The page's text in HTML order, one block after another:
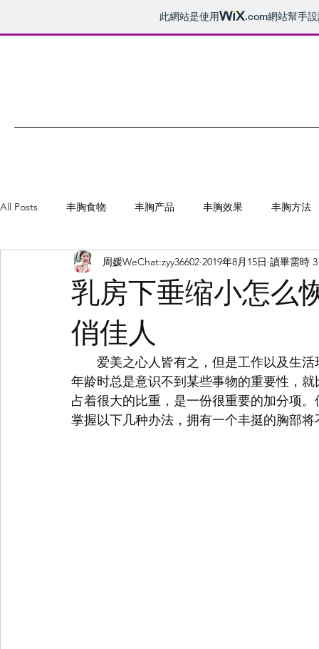
此網站是使用 .com網站幫手
All Posts 丰胸食物 丰胸产品 丰胸效果 丰胸方法
曲线公主丰韵美乳膏
乳房下垂缩小怎么
俏佳人
周媛WeChat:zyy36602 2019年8月15日 讀畢需時
爱美之心人皆有之，但是工作以及生活
年龄时总是意识不到某些事物的重要性，
占着很大的比重，是一份很重要的加分项
掌握以下几种办法，拥有一个丰挺的胸部